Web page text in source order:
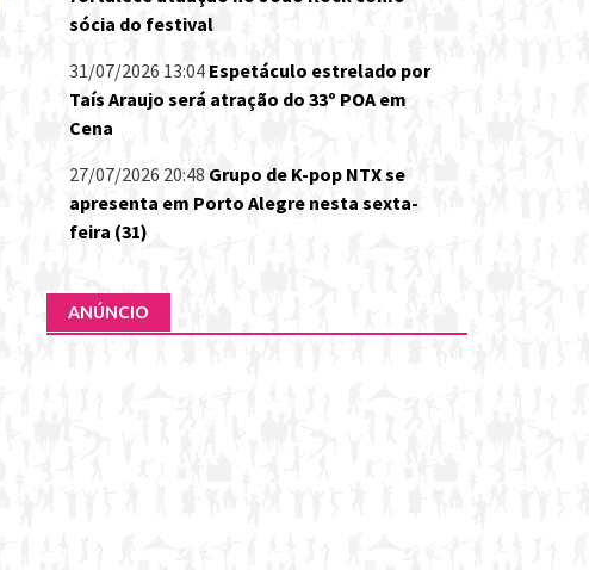
sócia do festival
31/07/2026 13:04 Espetáculo estrelado por
Taís Araujo será atração do 33º POA em
Cena
27/07/2026 20:48 Grupo de K-pop NTX se
apresenta em Porto Alegre nesta sexta-
feira (31)
ANÚNCIO